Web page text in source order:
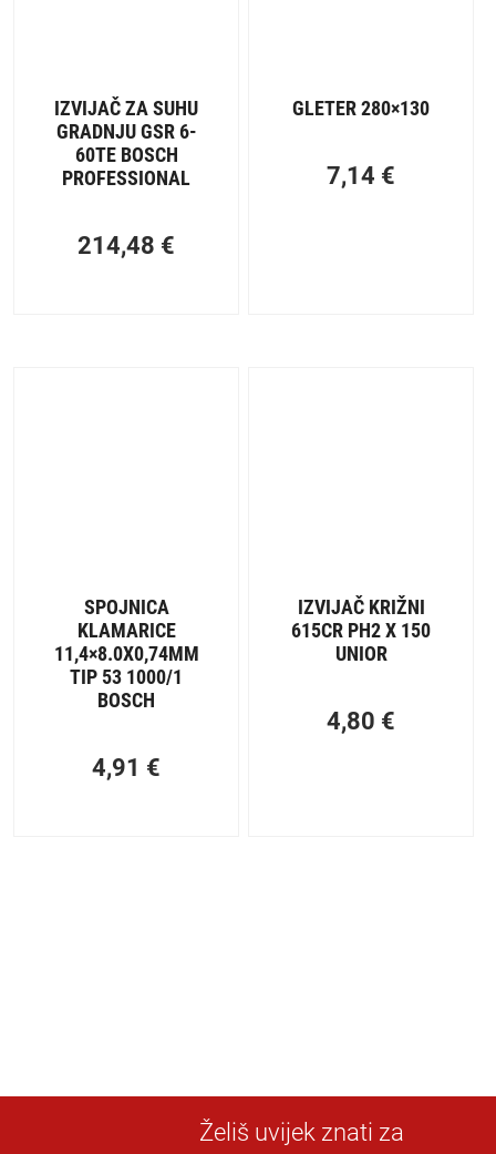
IZVIJAČ ZA SUHU
GRADNJU GSR 6-
60TE BOSCH
PROFESSIONAL
214,48 €
GLETER 280×130
7,14 €
SPOJNICA
KLAMARICE
11,4×8.0X0,74MM
TIP 53 1000/1
BOSCH
4,91 €
IZVIJAČ KRIŽNI
615CR PH2 X 150
UNIOR
4,80 €
Želiš uvijek znati za